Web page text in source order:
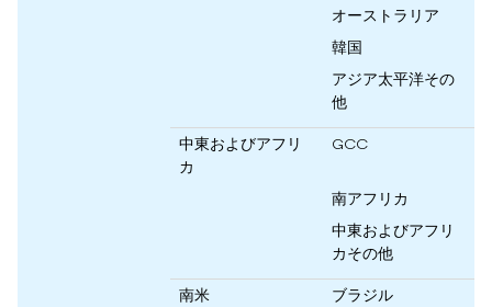
オーストラリア
韓国
アジア太平洋その
他
中東およびアフリ
カ
GCC
南アフリカ
中東およびアフリ
カその他
南米
ブラジル